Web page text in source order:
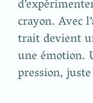
crayon. Avec
trait devient
une émotion.
pression,